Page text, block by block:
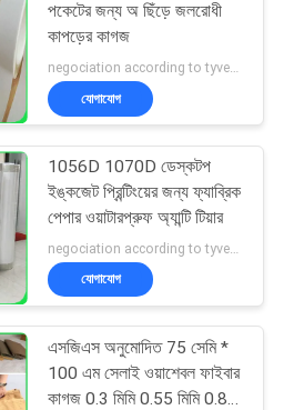
পকেটের জন্য অ ছিঁড়ে জলরোধী
কাপড়ের কাগজ
যোগাযোগ
1056D 1070D ডেস্কটপ
ইঙ্কজেট প্রিন্টিংয়ের জন্য ফ্যাব্রিক
পেপার ওয়াটারপ্রুফ অ্যান্টি টিয়ার
যোগাযোগ
এসজিএস অনুমোদিত 75 সেমি *
100 এম সেলাই ওয়াশেবল ফাইবার
কাগজ 0.3 মিমি 0.55 মিমি 0.8